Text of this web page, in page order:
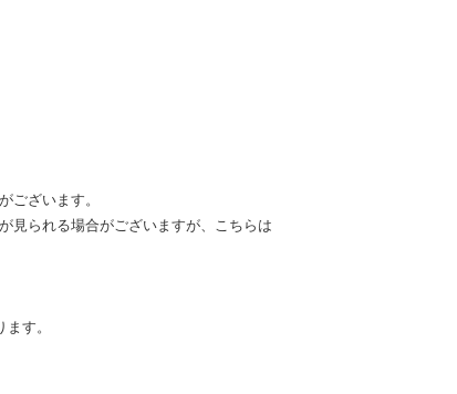
ございます。
見られる場合がございますが、こちらは
す。